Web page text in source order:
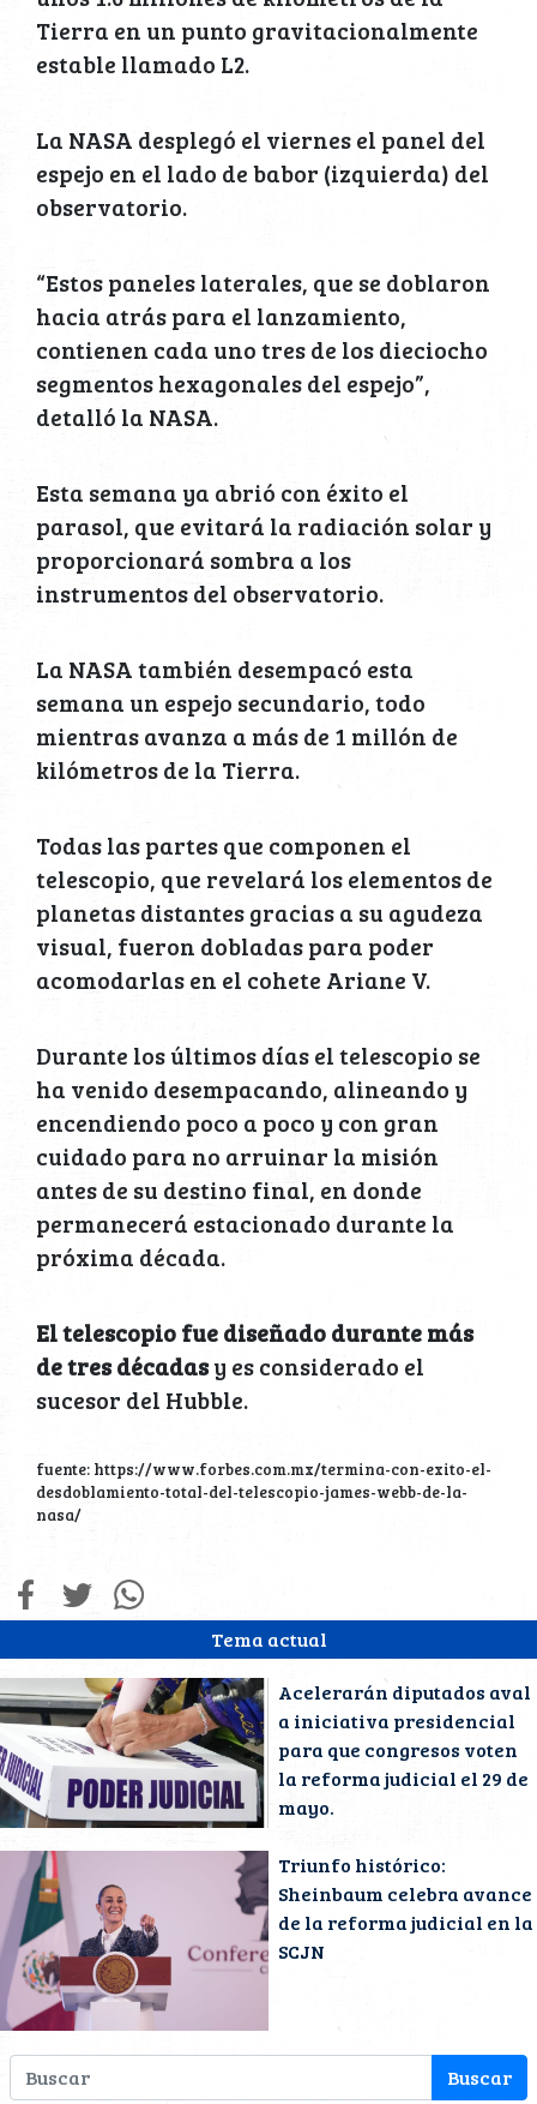
Tema actual
Acelerarán diputados aval
a iniciativa presidencial
para que congresos voten
la reforma judicial el 29 de
mayo.
Triunfo histórico:
Sheinbaum celebra avance
de la reforma judicial en la
SCJN
Tierra en un punto gravitacionalmente
estable llamado L2.
La NASA desplegó el viernes el panel del
espejo en el lado de babor (izquierda) del
observatorio.
“Estos paneles laterales, que se doblaron
hacia atrás para el lanzamiento,
contienen cada uno tres de los dieciocho
segmentos hexagonales del espejo”,
detalló la NASA.
Esta semana ya abrió con éxito el
parasol, que evitará la radiación solar y
proporcionará sombra a los
instrumentos del observatorio.
La NASA también desempacó esta
semana un espejo secundario, todo
mientras avanza a más de 1 millón de
kilómetros de la Tierra.
Todas las partes que componen el
telescopio, que revelará los elementos de
planetas distantes gracias a su agudeza
visual, fueron dobladas para poder
acomodarlas en el cohete Ariane V.
Durante los últimos días el telescopio se
ha venido desempacando, alineando y
encendiendo poco a poco y con gran
cuidado para no arruinar la misión
antes de su destino final, en donde
permanecerá estacionado durante la
próxima década.
El telescopio fue diseñado durante más
de tres décadasy es considerado el
sucesor del Hubble.
fuente: https://www.forbes.com.mx/termina-con-exito-el-
desdoblamiento-total-del-telescopio-james-webb-de-la-
nasa/